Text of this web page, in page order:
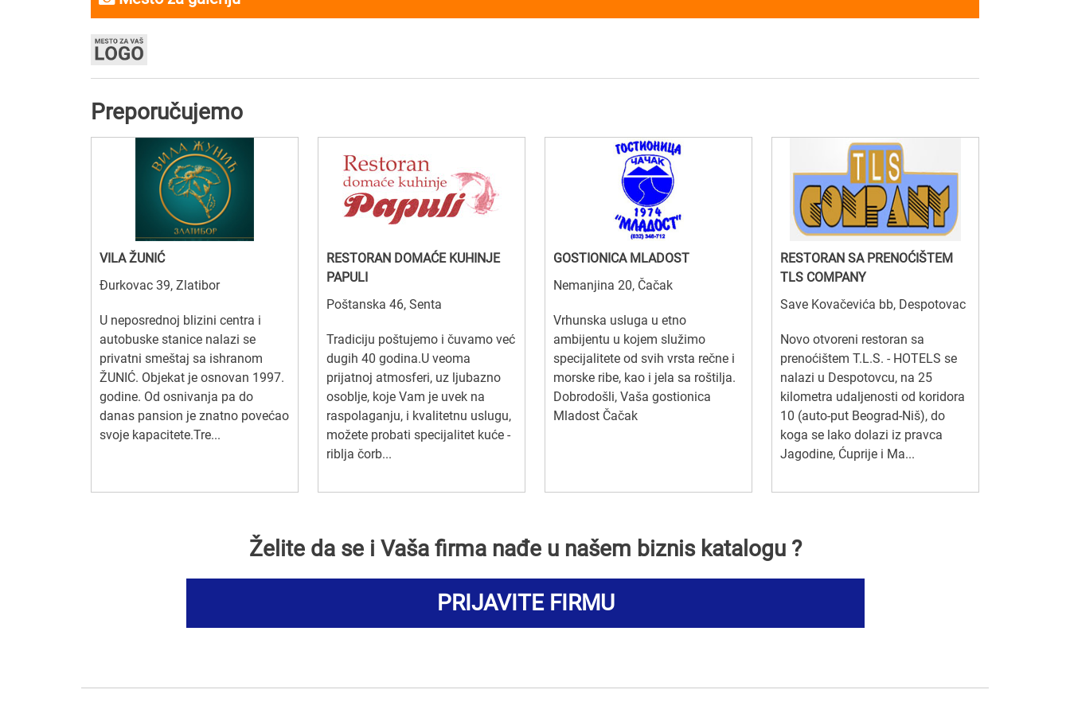
Preporučujemo
VILA ŽUNIĆ
Đurkovac 39, Zlatibor
U neposrednoj blizini centra i
autobuske stanice nalazi se
privatni smeštaj sa ishranom
ŽUNIĆ. Objekat je osnovan 1997.
godine. Od osnivanja pa do
danas pansion je znatno povećao
svoje kapacitete.Tre...
RESTORAN DOMAĆE KUHINJE
PAPULI
Poštanska 46, Senta
Tradiciju poštujemo i čuvamo već
dugih 40 godina.U veoma
prijatnoj atmosferi, uz ljubazno
osoblje, koje Vam je uvek na
raspolaganju, i kvalitetnu uslugu,
možete probati specijalitet kuće -
riblja čorb...
GOSTIONICA MLADOST
Nemanjina 20, Čačak
Vrhunska usluga u etno
ambijentu u kojem služimo
specijalitete od svih vrsta rečne i
morske ribe, kao i jela sa roštilja.
Dobrodošli, Vaša gostionica
Mladost Čačak
RESTORAN SA PRENOĆIŠTEM
TLS COMPANY
Save Kovačevića bb, Despotovac
Novo otvoreni restoran sa
prenoćištem T.L.S. - HOTELS se
nalazi u Despotovcu, na 25
kilometra udaljenosti od koridora
10 (auto-put Beograd-Niš), do
koga se lako dolazi iz pravca
Jagodine, Ćuprije i Ma...
Želite da se i Vaša firma nađe u našem biznis katalogu ?
PRIJAVITE FIRMU